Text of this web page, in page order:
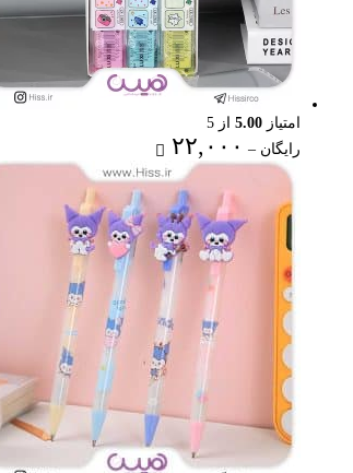
امتیاز 5.00 از 5
رایگان – ۲۲,۰۰۰
رایگان
through
۲۲,۰۰۰ تومان